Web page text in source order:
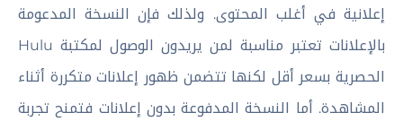
إعلانية في أغلب المحتوى. ولذلك فإن النسخة المدعومة
بالإعلانات تعتبر مناسبة لمن يريدون الوصول لمكتبة Hulu
الحصرية بسعر أقل لكنها تتضمن ظهور إعلانات متكررة أثناء
المشاهدة. أما النسخة المدفوعة بدون إعلانات فتمنح تجربة